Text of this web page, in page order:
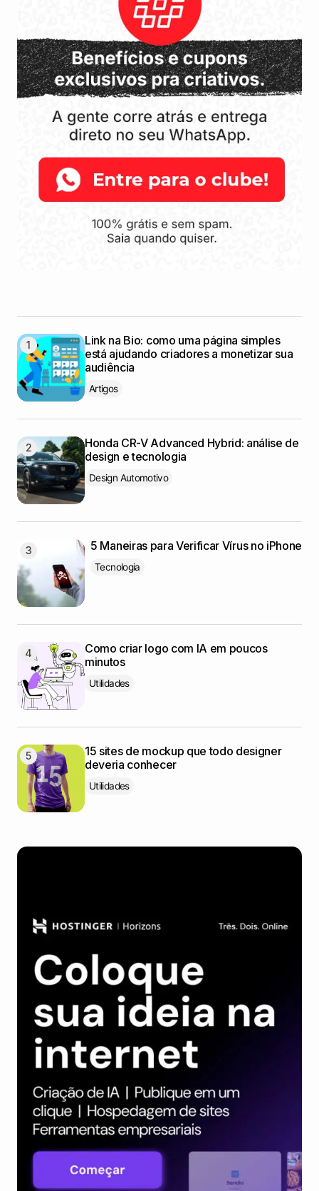
Link na Bio: como uma página simples
está ajudando criadores a monetizar sua
audiência
Artigos
Honda CR-V Advanced Hybrid: análise de
design e tecnologia
Design Automotivo
5 Maneiras para Verificar Vírus no iPhone
Tecnologia
Como criar logo com IA em poucos
minutos
Utilidades
15 sites de mockup que todo designer
deveria conhecer
Utilidades